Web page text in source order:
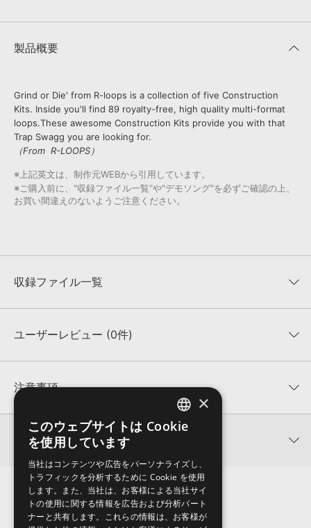
SLS ライセンス提供
製品概要
Grind or Die' from R-loops is a collection of five Construction
Kits. Inside you'll find 89 royalty-free, high quality multi-format
loops.These awesome Construction Kits provide you with that
Trap Swagg you are looking for.
（From R-LOOPS）
※上記英文は、制作元WEBから引用しています。
※ご購入前に、"収録ファイル一覧"や"デモソング"を必ずご確認の上、
お買い間違えのないようご注意ください。
収録ファイル一覧
収録ファイル一覧
ユーザーレビュー (0件)
★★★★★
★5
★4
★3
★2
★1
レビューをもっと見る »
注意事項
KONTAKTフォーマットについて：
サンプルパック製品の
KONTAKTフォーマットは、製品版KONTAKT（別売）
でお使いいただけます。無償版のKONTAKT PLAYERではお使いい
ただけませんので、ご注意ください。また、「ライブラリ・タブ」
への表示にも対応しておりません。
4GBを超えるデータに関するご注意：FAT32でフォーマットされた
HDDには、1ファイル4GBを超えるデータを格納することができま
せん。データ容量が4GBを超えるダウンロード製品をご購入いただ
関連情報
R-LOOPS 製品一覧
ENGLISH
×
このウェブサイトは Cookie
を使用しています
当社はコンテンツや広告をパーソナライズし、
トラフィックを分析するために Cookie を使用
します。また、当社は、お客様による当社サイ
トの使用に関する情報を広告および分析パート
ナーと共有します。これらの情報は、お客様が